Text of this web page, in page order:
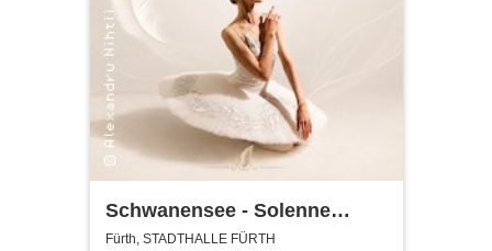
Schwanensee - Solenne
Ballet Classique
Fürth, STADTHALLE FÜRTH